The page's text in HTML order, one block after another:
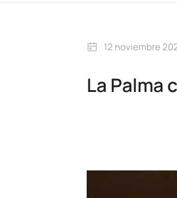
12 noviembre
La Palma